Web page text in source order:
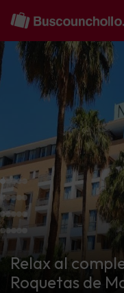
Relax al
Roquetas de